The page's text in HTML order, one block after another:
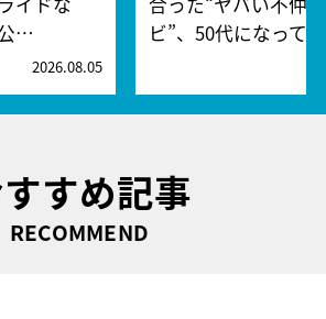
…
2026.08.05
ビ”、50代になって…
すめ記事
RECOMMEND